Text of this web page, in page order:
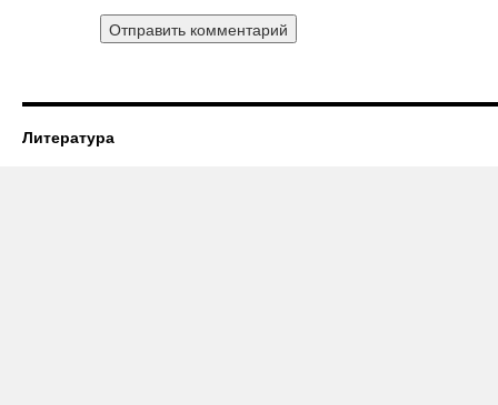
Литература